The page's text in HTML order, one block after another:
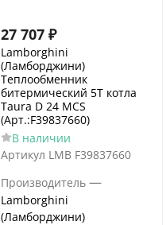
27 707 ₽
Lamborghini
(Ламборджини)
Теплообменник
битермический 5Т котла
Taura D 24 MCS
(Арт.:F39837660)
В наличии
Артикул LMB F39837660
Производитель —
Lamborghini
(Ламборджини)